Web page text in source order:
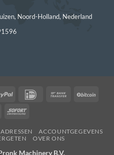
Noord-Holland, Nederland
PayPal IDeal
Bank
Cash
Pickup
Sofort
ADRESSEN
ACCOUNTGEGEVENS
OVER ONS
Machinery B.V.